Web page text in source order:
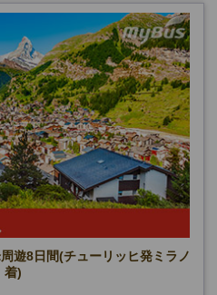
3・17、8/7・21、9/4・18、
遊8日間(チューリッヒ発ミラノ
着)